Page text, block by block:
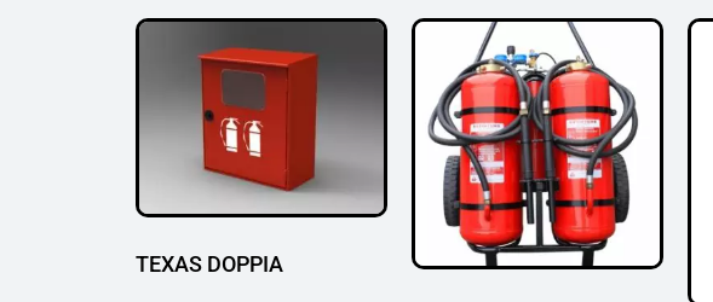
TEXAS DOPPIA